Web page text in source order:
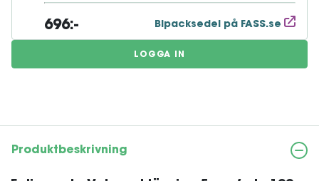
696:- Bipacksedel på FASS.se
LOGGA IN
Produktbeskrivning